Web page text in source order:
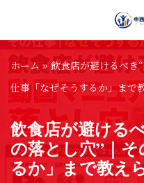
コ
ン
テ
ン
ツ
へ
ス
ホーム »飲食店が避けるべき
仕事「なぜそうするか」まで
飲食店が避ける
の落とし穴”｜
るか」まで教え